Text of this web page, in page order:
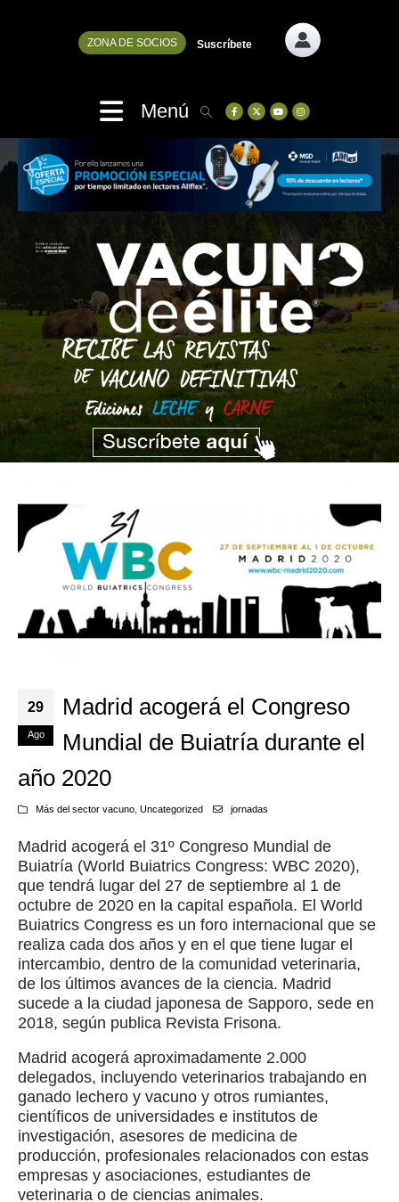
ZONA DE SOCIOS Suscríbete
Menú
29
Ago
Madrid acogerá el Congreso
Mundial de Buiatría durante el
año 2020
Más del sector vacuno, Uncategorized jornadas
Madrid acogerá el 31º Congreso Mundial de
Buiatría (World Buiatrics Congress: WBC 2020),
que tendrá lugar del 27 de septiembre al 1 de
octubre de 2020 en la capital española. El World
Buiatrics Congress es un foro internacional que se
realiza cada dos años y en el que tiene lugar el
intercambio, dentro de la comunidad veterinaria,
de los últimos avances de la ciencia. Madrid
sucede a la ciudad japonesa de Sapporo, sede en
2018, según publica Revista Frisona.
Madrid acogerá aproximadamente 2.000
delegados, incluyendo veterinarios trabajando en
ganado lechero y vacuno y otros rumiantes,
científicos de universidades e institutos de
investigación, asesores de medicina de
producción, profesionales relacionados con estas
empresas y asociaciones, estudiantes de
veterinaria o de ciencias animales.